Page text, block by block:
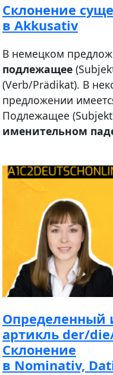
Склонение
в Akkusativ
В немецком
подлежащее
(Verb/Prädikat). В
предложении
Подлежащее
именительном
Определенный
артикль der/
Склонение
в Nominativ,